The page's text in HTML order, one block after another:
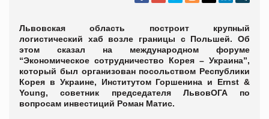
Львовская область построит крупный
логистический хаб возле границы с Польшей. Об
этом сказал на международном форуме
“Экономическое сотрудничество Корея – Украина”,
который был организован посольством Республики
Корея в Украине, Институтом Горшенина и Ernst &
Young, советник председателя ЛьвовОГА по
вопросам инвестиций Роман Матис.